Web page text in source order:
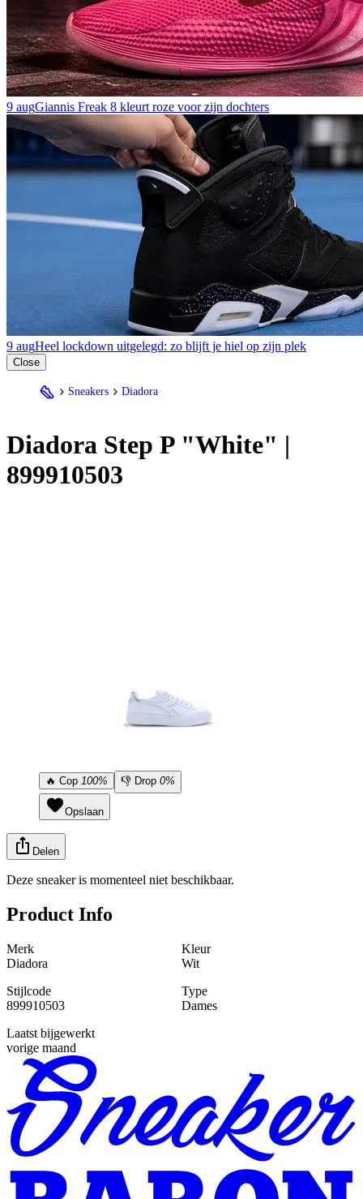
9 augGiannis Freak 8 kleurt roze voor zijn dochters
9 augHeel lockdown uitgelegd: zo blijft je hiel op zijn plek
Close
Sneakers Diadora
Diadora Step P "White" |
899910503
🔥 Cop 100% 👎 Drop 0%
Opslaan
Delen
Deze sneaker is momenteel niet beschikbaar.
Product Info
Merk
Diadora
Kleur
Wit
Stijlcode
899910503
Type
Dames
Laatst bijgewerkt
vorige maand